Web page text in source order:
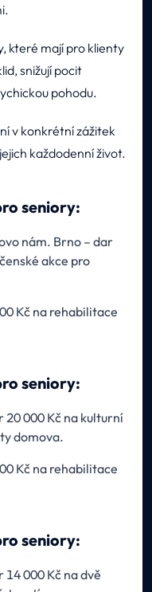
které mají pro klienty
snižují pocit
pohodu.
v konkrétní zážitek
každodenní život.
seniory:
nám. Brno – dar
akce pro
Kč na rehabilitace
seniory:
20 000 Kč na kulturní
domova.
Kč na rehabilitace
seniory:
000 Kč na dvě